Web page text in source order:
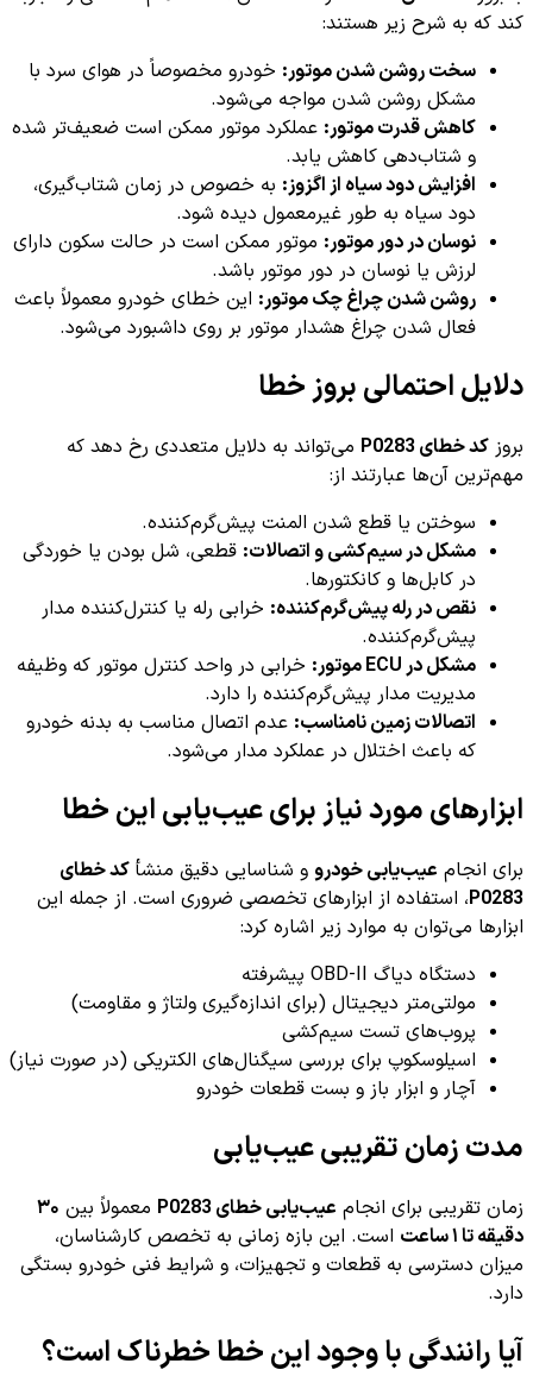
کند که به شرح زیر هستند:
سخت روشن شدن موتور: خودرو مخصوصاً در هوای سرد با
مشکل روشن شدن مواجه می‌شود.
کاهش قدرت موتور: عملکرد موتور ممکن است ضعیف‌تر شده
و شتاب‌دهی کاهش یابد.
افزایش دود سیاه از اگزوز: به خصوص در زمان شتاب‌گیری،
دود سیاه به طور غیرمعمول دیده شود.
نوسان در دور موتور: موتور ممکن است در حالت سکون دارای
لرزش یا نوسان در دور موتور باشد.
روشن شدن چراغ چک موتور: این خطای خودرو معمولاً باعث
فعال شدن چراغ هشدار موتور بر روی داشبورد می‌شود.
دلایل احتمالی بروز خطا
بروز کد خطای P0283
می‌تواند به دلایل متعددی رخ دهد که
مهم‌ترین آن‌ها عبارتند از:
سوختن یا قطع شدن المنت پیش‌گرم‌کننده.
مشکل در سیم‌کشی و اتصالات: قطعی، شل بودن یا خوردگی
در کابل‌ها و کانکتورها.
نقص در رله پیش‌گرم‌کننده: خرابی رله یا کنترل‌کننده مدار
پیش‌گرم‌کننده.
مشکل در ECU موتور:
خرابی در واحد کنترل موتور که وظیفه
مدیریت مدار پیش‌گرم‌کننده را دارد.
اتصالات زمین نامناسب: عدم اتصال مناسب به بدنه خودرو
که باعث اختلال در عملکرد مدار می‌شود.
ابزارهای مورد نیاز برای عیب‌یابی این خطا
برای انجام عیب‌یابی خودرو و شناسایی دقیق منشأ کد خطای
P0283، استفاده از ابزارهای تخصصی ضروری است. از جمله این
ابزارها می‌توان به موارد زیر اشاره کرد:
دستگاه دیاگ OBD-II پیشرفته
مولتی‌متر دیجیتال (برای اندازه‌گیری ولتاژ و مقاومت)
پروب‌های تست سیم‌کشی
اسیلوسکوپ برای بررسی سیگنال‌های الکتریکی (در صورت نیاز)
آچار و ابزار باز و بست قطعات خودرو
مدت زمان تقریبی عیب‌یابی
زمان تقریبی برای انجام عیب‌یابی خطای P0283 معمولاً بین ۳۰
دقیقه تا ۱ ساعت
است. این بازه زمانی به تخصص کارشناسان،
میزان دسترسی به قطعات و تجهیزات، و شرایط فنی خودرو بستگی
دارد.
آیا رانندگی با وجود این خطا خطرناک است؟